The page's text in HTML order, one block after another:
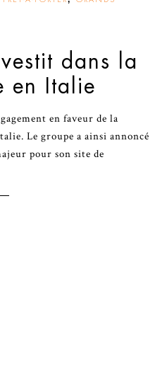
dans la
en Italie
en faveur de la
Le groupe a ainsi annoncé
pour son site de